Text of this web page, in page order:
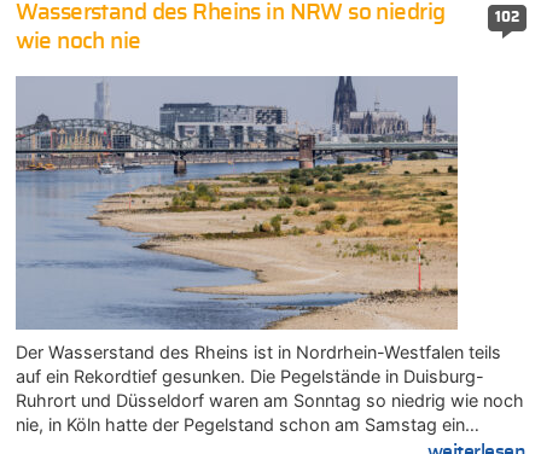
102
Wasserstand des Rheins in NRW so niedrig
wie noch nie
Der Wasserstand des Rheins ist in Nordrhein-Westfalen teils
auf ein Rekordtief gesunken. Die Pegelstände in Duisburg-
Ruhrort und Düsseldorf waren am Sonntag so niedrig wie noch
nie, in Köln hatte der Pegelstand schon am Samstag ein…